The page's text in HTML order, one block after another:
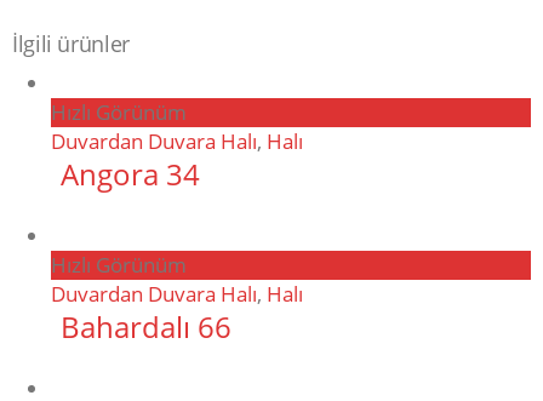
İlgili ürünler
Hızlı Görünüm
Duvardan Duvara Halı, Halı
Angora 34
Hızlı Görünüm
Duvardan Duvara Halı, Halı
Bahardalı 66